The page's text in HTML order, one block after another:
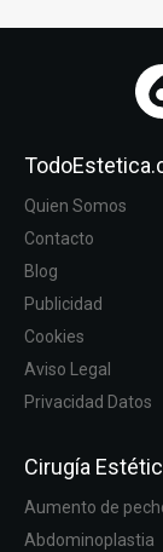
Quien Somos
Contacto
Blog
Publicidad
Cookies
Aviso Legal
Privacidad Datos
Cirugía
Aumento de
Abdominoplastia